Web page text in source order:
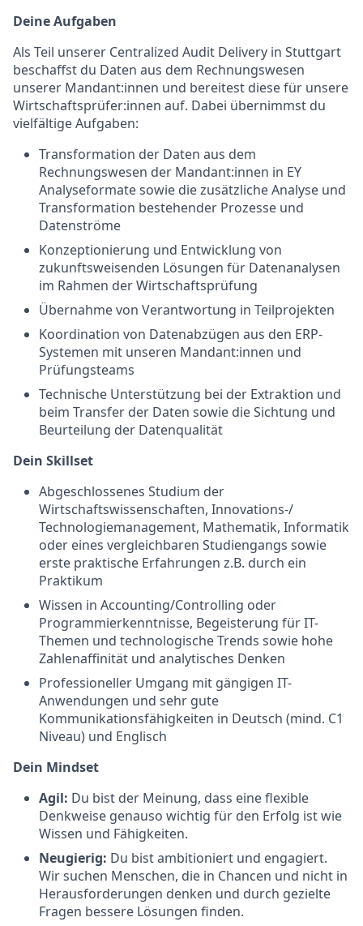
Deine Aufgaben
Als Teil unserer Centralized Audit Delivery in Stuttgart
beschaffst du Daten aus dem Rechnungswesen
unserer Mandant:innen und bereitest diese für unsere
Wirtschaftsprüfer:innen auf. Dabei übernimmst du
vielfältige Aufgaben:
Transformation der Daten aus dem
Rechnungswesen der Mandant:innen in EY
Analyseformate sowie die zusätzliche Analyse und
Transformation bestehender Prozesse und
Datenströme
Konzeptionierung und Entwicklung von
zukunftsweisenden Lösungen für Datenanalysen
im Rahmen der Wirtschaftsprüfung
Übernahme von Verantwortung in Teilprojekten
Koordination von Datenabzügen aus den ERP-
Systemen mit unseren Mandant:innen und
Prüfungsteams
Technische Unterstützung bei der Extraktion und
beim Transfer der Daten sowie die Sichtung und
Beurteilung der Datenqualität
Dein Skillset
Abgeschlossenes Studium der
Wirtschaftswissenschaften, Innovations-/
Technologiemanagement, Mathematik, Informatik
oder eines vergleichbaren Studiengangs sowie
erste praktische Erfahrungen z.B. durch ein
Praktikum
Wissen in Accounting/Controlling oder
Programmierkenntnisse, Begeisterung für IT-
Themen und technologische Trends sowie hohe
Zahlenaffinität und analytisches Denken
Professioneller Umgang mit gängigen IT-
Anwendungen und sehr gute
Kommunikationsfähigkeiten in Deutsch (mind. C1
Niveau) und Englisch
Dein Mindset
Agil: Du bist der Meinung, dass eine flexible
Denkweise genauso wichtig für den Erfolg ist wie
Wissen und Fähigkeiten.
Neugierig: Du bist ambitioniert und engagiert.
Wir suchen Menschen, die in Chancen und nicht in
Herausforderungen denken und durch gezielte
Fragen bessere Lösungen finden.